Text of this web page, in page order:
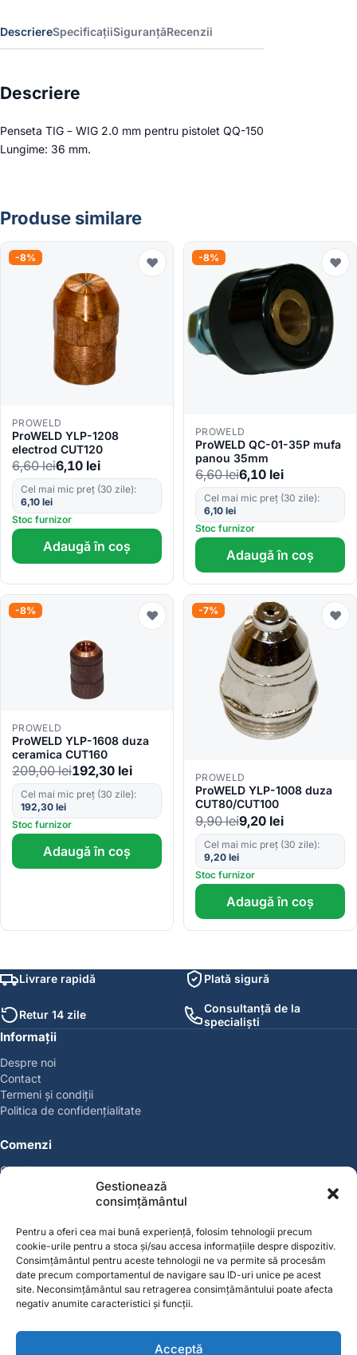
Gestionează
consimțământul
Pentru a oferi cea mai bună experiență, folosim tehnologii precum
cookie-urile pentru a stoca și/sau accesa informațiile despre dispozitiv.
Consimțământul pentru aceste tehnologii ne va permite să procesăm
date precum comportamentul de navigare sau ID-uri unice pe acest
site. Neconsimțământul sau retragerea consimțământului poate afecta
negativ anumite caracteristici și funcții.
Acceptă
150
DescriereSpecificațiiSiguranțăRecenzii
Descriere
Penseta TIG – WIG 2.0 mm pentru pistolet QQ-150
Lungime: 36 mm.
Produse similare
-8% ♥
PROWELD
ProWELD YLP-1208
electrod CUT120
6,60lei6,10 lei
Cel mai mic preț (30 zile):
6,10 lei
Stoc furnizor
Adaugă în coș
-8% ♥
PROWELD
ProWELD QC-01-35P mufa
panou 35mm
6,60lei6,10 lei
Cel mai mic preț (30 zile):
6,10 lei
Stoc furnizor
Adaugă în coș
-8% ♥
PROWELD
ProWELD YLP-1608 duza
ceramica CUT160
209,00lei192,30 lei
Cel mai mic preț (30 zile):
192,30 lei
Stoc furnizor
Adaugă în coș
-7% ♥
PROWELD
ProWELD YLP-1008 duza
CUT80/CUT100
9,90lei9,20 lei
Cel mai mic preț (30 zile):
9,20 lei
Stoc furnizor
Adaugă în coș
Livrare rapidă Plată sigură
Retur 14 zile
Consultanță de la
specialiști
Informații
Despre noi
Contact
Termeni și condiții
Politica de confidențialitate
Comenzi
Coșul meu
Cont
Contul meu
Favorite
Magazin